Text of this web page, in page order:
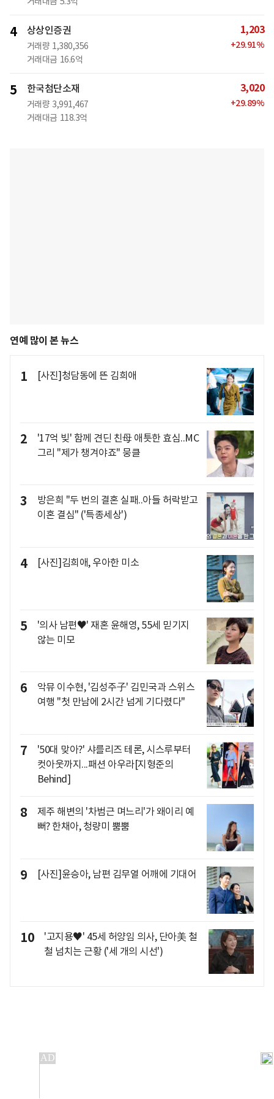
4 상상인증권
거래량 1,380,356
거래대금 16.6억
1,203
+29.91%
5 한국첨단소재
거래량 3,991,467
거래대금 118.3억
3,020
+29.89%
연예 많이 본 뉴스
1 [사진]청담동에 뜬 김희애
2
'17억 빚' 함께 견딘 친母 애틋한 효심..MC
그리 "제가 챙겨야죠" 뭉클
3
방은희 "두 번의 결혼 실패..아들 허락받고
이혼 결심" ('특종세상')
4 [사진]김희애, 우아한 미소
5
'의사 남편♥' 재혼 윤해영, 55세 믿기지
않는 미모
6
악뮤 이수현, '김성주子' 김민국과 스위스
여행 "첫 만남에 2시간 넘게 기다렸다"
7
'50대 맞아?' 샤를리즈 테론, 시스루부터
컷아웃까지...패션 아우라[지형준의
Behind]
8
제주 해변의 '차범근 며느리'가 왜이리 예
뻐? 한채아, 청량미 뿜뿜
9 [사진]윤승아, 남편 김무열 어깨에 기대어
10
'고지용♥' 45세 허양임 의사, 단아美 철
철 넘치는 근황 ('세 개의 시선')